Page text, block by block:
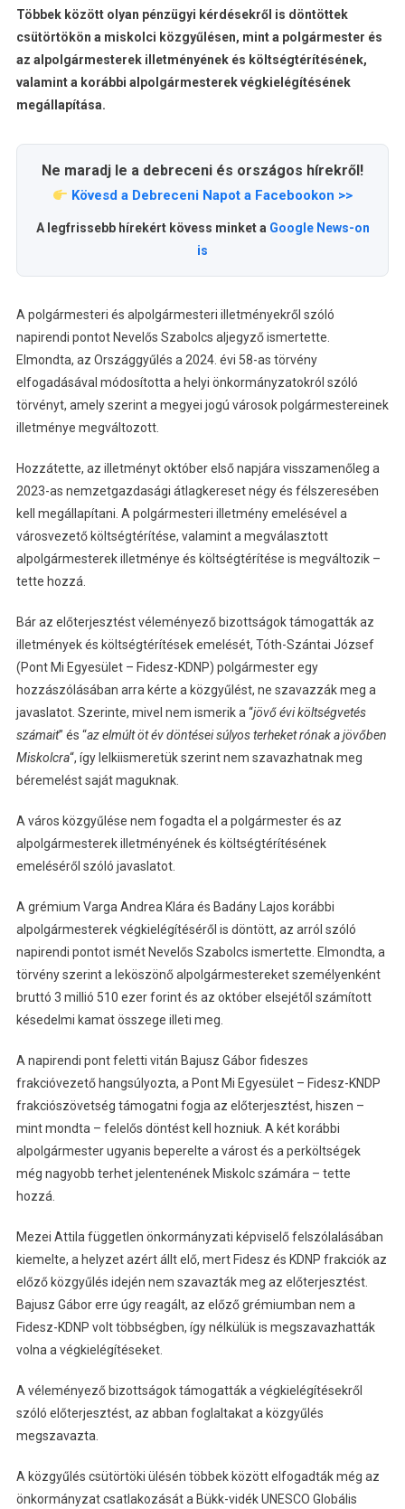
Többek között olyan pénzügyi kérdésekről is döntöttek
csütörtökön a miskolci közgyűlésen, mint a polgármester és
az alpolgármesterek illetményének és költségtérítésének,
valamint a korábbi alpolgármesterek végkielégítésének
megállapítása.
Ne maradj le a debreceni és országos hírekről!
Kövesd a Debreceni Napot a Facebookon >>
A legfrissebb hírekért kövess minket a Google News-on
is
A polgármesteri és alpolgármesteri illetményekről szóló
napirendi pontot Nevelős Szabolcs aljegyző ismertette.
Elmondta, az Országgyűlés a 2024. évi 58-as törvény
elfogadásával módosította a helyi önkormányzatokról szóló
törvényt, amely szerint a megyei jogú városok polgármestereinek
illetménye megváltozott.
Hozzátette, az illetményt október első napjára visszamenőleg a
2023-as nemzetgazdasági átlagkereset négy és félszeresében
kell megállapítani. A polgármesteri illetmény emelésével a
városvezető költségtérítése, valamint a megválasztott
alpolgármesterek illetménye és költségtérítése is megváltozik –
tette hozzá.
Bár az előterjesztést véleményező bizottságok támogatták az
illetmények és költségtérítések emelését, Tóth-Szántai József
(Pont Mi Egyesület – Fidesz-KDNP) polgármester egy
hozzászólásában arra kérte a közgyűlést, ne szavazzák meg a
javaslatot. Szerinte, mivel nem ismerik a “jövő évi költségvetés
számait” és “az elmúlt öt év döntései súlyos terheket rónak a jövőben
Miskolcra“, így lelkiismeretük szerint nem szavazhatnak meg
béremelést saját maguknak.
A város közgyűlése nem fogadta el a polgármester és az
alpolgármesterek illetményének és költségtérítésének
emeléséről szóló javaslatot.
A grémium Varga Andrea Klára és Badány Lajos korábbi
alpolgármesterek végkielégítéséről is döntött, az arról szóló
napirendi pontot ismét Nevelős Szabolcs ismertette. Elmondta, a
törvény szerint a leköszönő alpolgármestereket személyenként
bruttó 3 millió 510 ezer forint és az október elsejétől számított
késedelmi kamat összege illeti meg.
A napirendi pont feletti vitán Bajusz Gábor fideszes
frakcióvezető hangsúlyozta, a Pont Mi Egyesület – Fidesz-KNDP
frakciószövetség támogatni fogja az előterjesztést, hiszen –
mint mondta – felelős döntést kell hozniuk. A két korábbi
alpolgármester ugyanis beperelte a várost és a perköltségek
még nagyobb terhet jelentenének Miskolc számára – tette
hozzá.
Mezei Attila független önkormányzati képviselő felszólalásában
kiemelte, a helyzet azért állt elő, mert Fidesz és KDNP frakciók az
előző közgyűlés idején nem szavazták meg az előterjesztést.
Bajusz Gábor erre úgy reagált, az előző grémiumban nem a
Fidesz-KDNP volt többségben, így nélkülük is megszavazhatták
volna a végkielégítéseket.
A véleményező bizottságok támogatták a végkielégítésekről
szóló előterjesztést, az abban foglaltakat a közgyűlés
megszavazta.
A közgyűlés csütörtöki ülésén többek között elfogadták még az
önkormányzat csatlakozását a Bükk-vidék UNESCO Globális